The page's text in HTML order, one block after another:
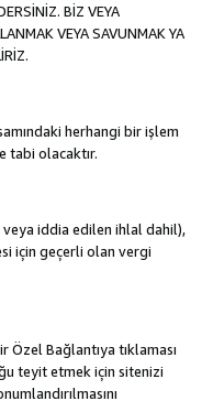
BİZ VEYA
VEYA SAVUNMAK YA
herhangi bir işlem
tabi olacaktır.
iddia edilen ihlal dahil),
için geçerli olan vergi
Bağlantıya tıklaması
teyit etmek için sitenizi